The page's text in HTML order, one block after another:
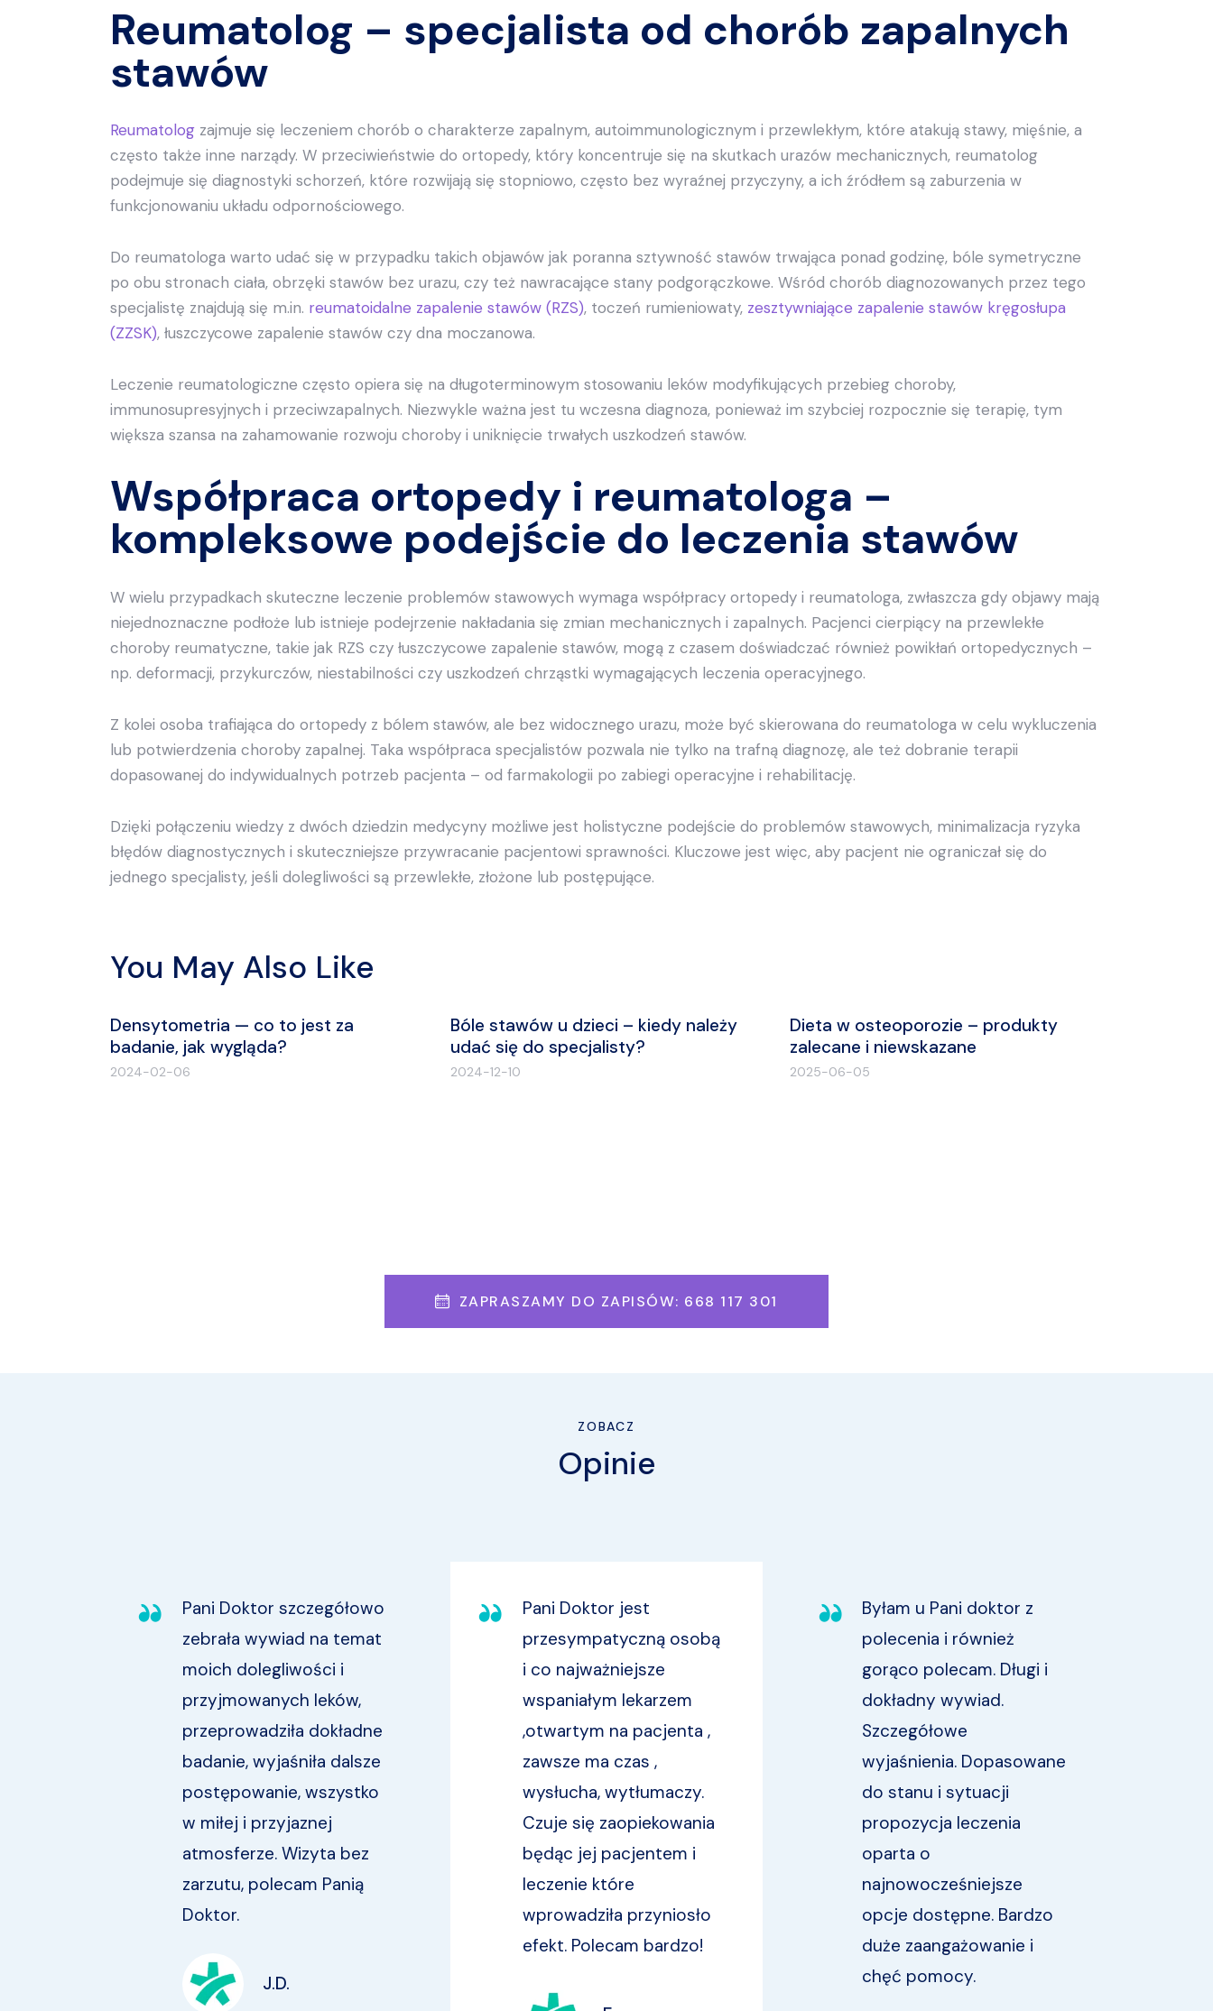
Reumatolog – specjalista od chorób zapalnych
stawów
Reumatolog zajmuje się leczeniem chorób o charakterze zapalnym, autoimmunologicznym i przewlekłym, które atakują stawy, mięśnie, a
często także inne narządy. W przeciwieństwie do ortopedy, który koncentruje się na skutkach urazów mechanicznych, reumatolog
podejmuje się diagnostyki schorzeń, które rozwijają się stopniowo, często bez wyraźnej przyczyny, a ich źródłem są zaburzenia w
funkcjonowaniu układu odpornościowego.
Do reumatologa warto udać się w przypadku takich objawów jak poranna sztywność stawów trwająca ponad godzinę, bóle symetryczne
po obu stronach ciała, obrzęki stawów bez urazu, czy też nawracające stany podgorączkowe. Wśród chorób diagnozowanych przez tego
specjalistę znajdują się m.in. reumatoidalne zapalenie stawów (RZS), toczeń rumieniowaty, zesztywniające zapalenie stawów kręgosłupa
(ZZSK), łuszczycowe zapalenie stawów czy dna moczanowa.
Leczenie reumatologiczne często opiera się na długoterminowym stosowaniu leków modyfikujących przebieg choroby,
immunosupresyjnych i przeciwzapalnych. Niezwykle ważna jest tu wczesna diagnoza, ponieważ im szybciej rozpocznie się terapię, tym
większa szansa na zahamowanie rozwoju choroby i uniknięcie trwałych uszkodzeń stawów.
Współpraca ortopedy i reumatologa –
kompleksowe podejście do leczenia stawów
W wielu przypadkach skuteczne leczenie problemów stawowych wymaga współpracy ortopedy i reumatologa, zwłaszcza gdy objawy mają
niejednoznaczne podłoże lub istnieje podejrzenie nakładania się zmian mechanicznych i zapalnych. Pacjenci cierpiący na przewlekłe
choroby reumatyczne, takie jak RZS czy łuszczycowe zapalenie stawów, mogą z czasem doświadczać również powikłań ortopedycznych –
np. deformacji, przykurczów, niestabilności czy uszkodzeń chrząstki wymagających leczenia operacyjnego.
Z kolei osoba trafiająca do ortopedy z bólem stawów, ale bez widocznego urazu, może być skierowana do reumatologa w celu wykluczenia
lub potwierdzenia choroby zapalnej. Taka współpraca specjalistów pozwala nie tylko na trafną diagnozę, ale też dobranie terapii
dopasowanej do indywidualnych potrzeb pacjenta – od farmakologii po zabiegi operacyjne i rehabilitację.
Dzięki połączeniu wiedzy z dwóch dziedzin medycyny możliwe jest holistyczne podejście do problemów stawowych, minimalizacja ryzyka
błędów diagnostycznych i skuteczniejsze przywracanie pacjentowi sprawności. Kluczowe jest więc, aby pacjent nie ograniczał się do
jednego specjalisty, jeśli dolegliwości są przewlekłe, złożone lub postępujące.
You May Also Like
Densytometria — co to jest za
badanie, jak wygląda?
2024-02-06
Bóle stawów u dzieci – kiedy należy
udać się do specjalisty?
2024-12-10
Dieta w osteoporozie – produkty
zalecane i niewskazane
2025-06-05
ZAPRASZAMY DO ZAPISÓW: 668 117 301
ZOBACZ
Opinie
Pani Doktor szczegółowo
zebrała wywiad na temat
moich dolegliwości i
przyjmowanych leków,
przeprowadziła dokładne
badanie, wyjaśniła dalsze
postępowanie, wszystko
w miłej i przyjaznej
atmosferze. Wizyta bez
zarzutu, polecam Panią
Doktor.
J.D.
Pani Doktor jest
przesympatyczną osobą
i co najważniejsze
wspaniałym lekarzem
,otwartym na pacjenta ,
zawsze ma czas ,
wysłucha, wytłumaczy.
Czuje się zaopiekowania
będąc jej pacjentem i
leczenie które
wprowadziła przyniosło
efekt. Polecam bardzo!
Byłam u Pani doktor z
polecenia i również
gorąco polecam. Długi i
dokładny wywiad.
Szczegółowe
wyjaśnienia. Dopasowane
do stanu i sytuacji
propozycja leczenia
oparta o
najnowocześniejsze
opcje dostępne. Bardzo
duże zaangażowanie i
chęć pomocy.